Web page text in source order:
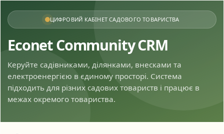
ЦИФРОВИЙ КАБІНЕТ САДОВОГО ТОВАРИСТВА
Econet Community CRM
Керуйте садівниками, ділянками, внесками та
електроенергією в єдиному просторі. Система
підходить для різних садових товариств і працює в
межах окремого товариства.